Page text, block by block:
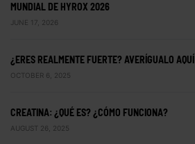
MUNDIAL DE HYROX 2026
JUNE 17, 2026
¿ERES REALMENTE FUERTE? AVERÍGUALO AQUÍ
OCTOBER 6, 2025
CREATINA: ¿QUÉ ES? ¿CÓMO FUNCIONA?
AUGUST 26, 2025